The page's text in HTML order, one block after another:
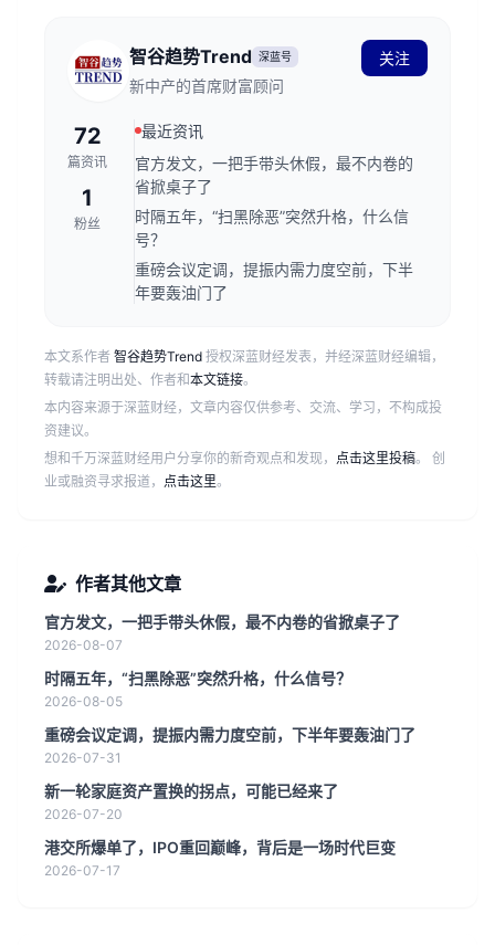
智谷趋势Trend 深蓝号
新中产的首席财富顾问
关注
72
篇资讯
1
粉丝
最近资讯
官方发文，一把手带头休假，最不内卷的
省掀桌子了
时隔五年，“扫黑除恶”突然升格，什么信
号？
重磅会议定调，提振内需力度空前，下半
年要轰油门了
本文系作者 智谷趋势Trend 授权深蓝财经发表，并经深蓝财经编辑，
转载请注明出处、作者和本文链接。
本内容来源于深蓝财经，文章内容仅供参考、交流、学习，不构成投
资建议。
想和千万深蓝财经用户分享你的新奇观点和发现， 点击这里投稿。 创
业或融资寻求报道， 点击这里。
作者其他文章
官方发文，一把手带头休假，最不内卷的省掀桌子了
2026-08-07
时隔五年，“扫黑除恶”突然升格，什么信号？
2026-08-05
重磅会议定调，提振内需力度空前，下半年要轰油门了
2026-07-31
新一轮家庭资产置换的拐点，可能已经来了
2026-07-20
港交所爆单了，IPO重回巅峰，背后是一场时代巨变
2026-07-17